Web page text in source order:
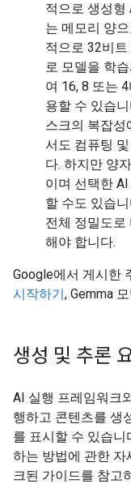
적으로 생성형
는 메모리 양
적으로 32비
로 모델을 학
여 16, 8 또는
용할 수 있습
스크의 복잡성
서도 컴퓨팅
다. 하지만 양
이며 선택한
할 수도 있습
전체 정밀도로
해야 합니다.
Google에서 게시한
시작하기, Gemma
생성 및 추론
AI 실행 프레임워크
행하고 콘텐츠를 생
를 표시할 수 있습니
하는 방법에 관한 자
크된 가이드를 참고